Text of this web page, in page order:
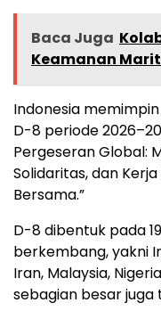
Baca Juga
Keamanan
Indonesia
D-8 periode
Pergeseran Global:
Solidaritas, dan
Bersama.”
D-8 dibentuk pada
berkembang, yakni
Iran, Malaysia,
sebagian besar juga